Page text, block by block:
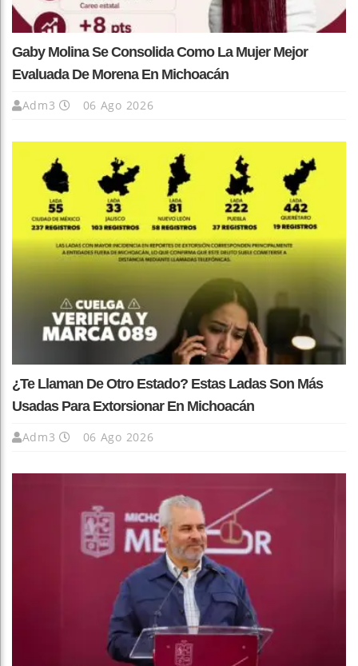
Gaby Molina Se Consolida Como La Mujer Mejor
Evaluada De Morena En Michoacán
Adm3 06 Ago 2026
¿Te Llaman De Otro Estado? Estas Ladas Son Más
Usadas Para Extorsionar En Michoacán
Adm3 06 Ago 2026